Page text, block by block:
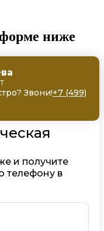
ниже